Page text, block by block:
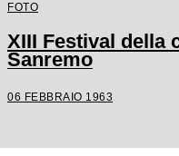
FOTO
XIII Festival della
Sanremo
06 FEBBRAIO 1963